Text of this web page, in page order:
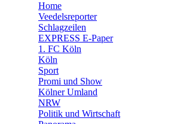
🛒 Shoppingwelt
Home
Veedelsreporter
Schlagzeilen
EXPRESS E-Paper
1. FC Köln
Köln
Sport
Promi und Show
Kölner Umland
NRW
Politik und Wirtschaft